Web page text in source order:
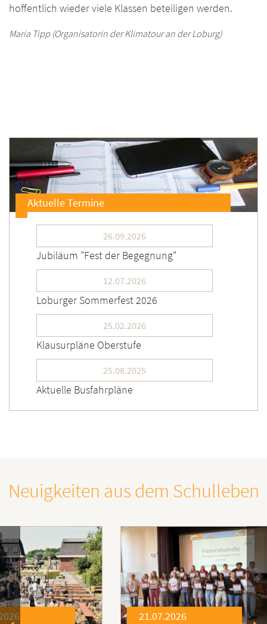
hoffentlich wieder viele Klassen beteiligen werden.
Maria Tipp (Organisatorin der Klimatour an der Loburg)
Aktuelle Termine
26.09.2026
Jubiläum "Fest der Begegnung"
12.07.2026
Loburger Sommerfest 2026
25.02.2026
Klausurpläne Oberstufe
25.08.2025
Aktuelle Busfahrpläne
Neuigkeiten aus dem Schulleben
21.07.2026